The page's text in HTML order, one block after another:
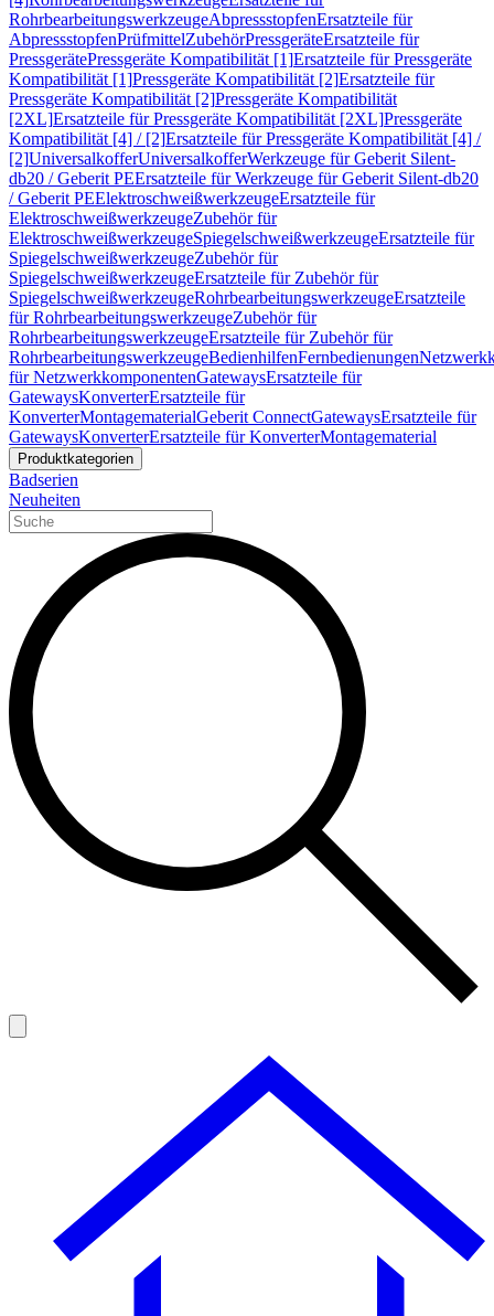
RohrbearbeitungswerkzeugeAbpressstopfenErsatzteile für
AbpressstopfenPrüfmittelZubehörPressgeräteErsatzteile für
PressgerätePressgeräte Kompatibilität [1]Ersatzteile für Pressgeräte
Kompatibilität [1]Pressgeräte Kompatibilität [2]Ersatzteile für
Pressgeräte Kompatibilität [2]Pressgeräte Kompatibilität
[2XL]Ersatzteile für Pressgeräte Kompatibilität [2XL]Pressgeräte
Kompatibilität [4] / [2]Ersatzteile für Pressgeräte Kompatibilität [4] /
[2]UniversalkofferUniversalkofferWerkzeuge für Geberit Silent-
db20 / Geberit PEErsatzteile für Werkzeuge für Geberit Silent-db20
/ Geberit PEElektroschweißwerkzeugeErsatzteile für
ElektroschweißwerkzeugeZubehör für
ElektroschweißwerkzeugeSpiegelschweißwerkzeugeErsatzteile für
SpiegelschweißwerkzeugeZubehör für
SpiegelschweißwerkzeugeErsatzteile für Zubehör für
SpiegelschweißwerkzeugeRohrbearbeitungswerkzeugeErsatzteile
für RohrbearbeitungswerkzeugeZubehör für
RohrbearbeitungswerkzeugeErsatzteile für Zubehör für
RohrbearbeitungswerkzeugeBedienhilfenFernbedienungen
für NetzwerkkomponentenGatewaysErsatzteile für
GatewaysKonverterErsatzteile für
KonverterMontagematerialGeberit ConnectGatewaysErsatzteile für
GatewaysKonverterErsatzteile für KonverterMontagematerial
Produktkategorien
Badserien
Neuheiten